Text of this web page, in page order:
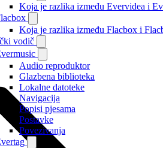
Koja je razlika između Evervidea i
Koja je razlika između Flacbox i
vodič
Audio reproduktor
Glazbena biblioteka
Lokalne datoteke
Navigacija
Popisi pjesama
Postavke
Povezivanja